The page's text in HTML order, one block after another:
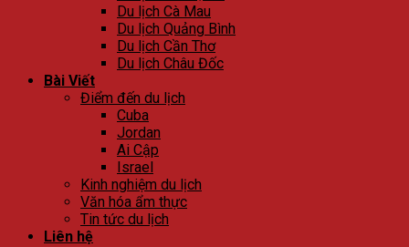
Du lịch Cà Mau
Du lịch Quảng Bình
Du lịch Cần Thơ
Du lịch Châu Đốc
Bài Viết
Điểm đến du lịch
Cuba
Jordan
Ai Cập
Israel
Kinh nghiệm du lịch
Văn hóa ẩm thực
Tin tức du lịch
Liên hệ